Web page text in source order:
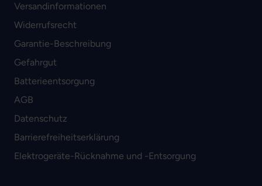
Versandinformationen
Widerrufsrecht
Garantie-Beschreibung
Gefahrgut
Batterieentsorgung
AGB
Datenschutz
Barrierefreiheitserklärung
Elektrogeräte-Rücknahme und -Entsorgung